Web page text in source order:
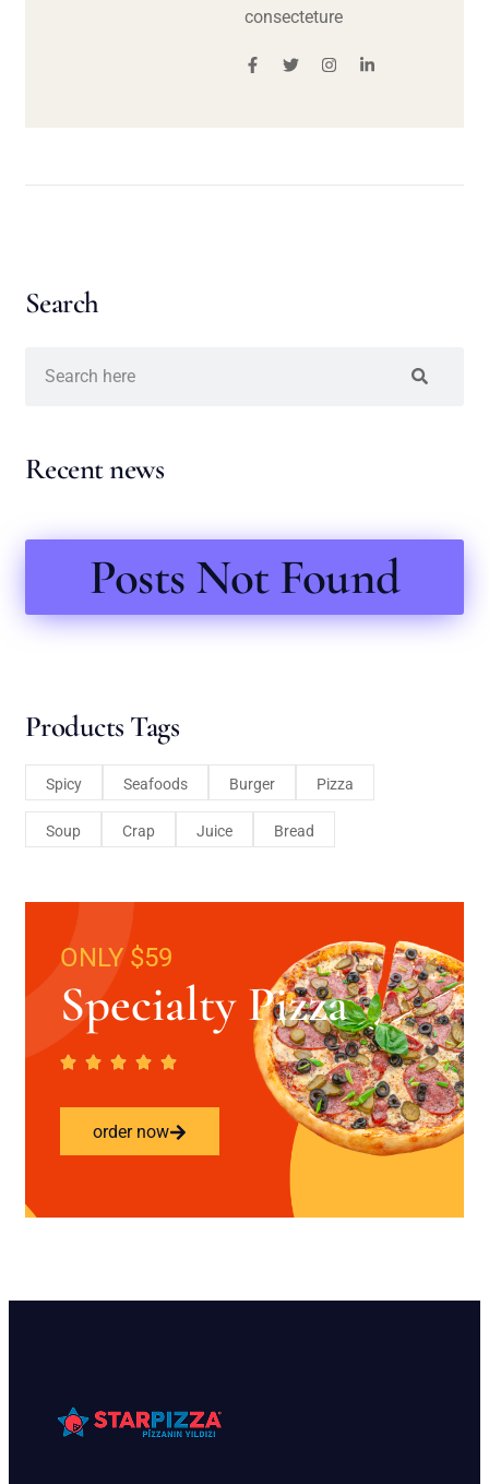
consecteture
Search
Recent news
Posts Not Found
Products Tags
Spicy Seafoods Burger Pizza
Soup Crap Juice Bread
ONLY $59
Specialty Pizza
order now